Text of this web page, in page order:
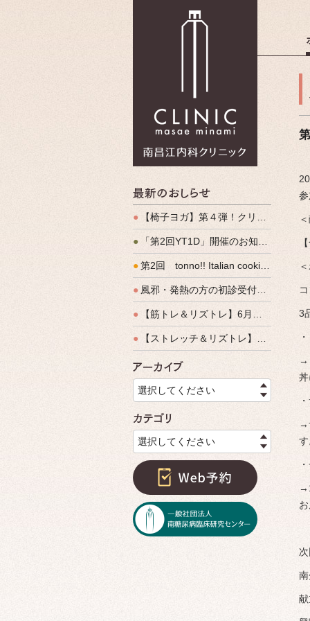
最新の
●
【椅子ヨガ】第４弾！クリパルヨガ教室のご案内
● 「第2回YT1D」開催のお知らせ
●第2回 tonno!! Italian cooking 開催しました
● 風邪・発熱の方の初診受付（発熱外来）、始めます
● 【筋トレ＆リズトレ】6月特別運動教室開催のご案内
● 【ストレッチ＆リズトレ】特別運動教室開催のご案内
選択してください
カテゴリ
選択してください
3
→
→